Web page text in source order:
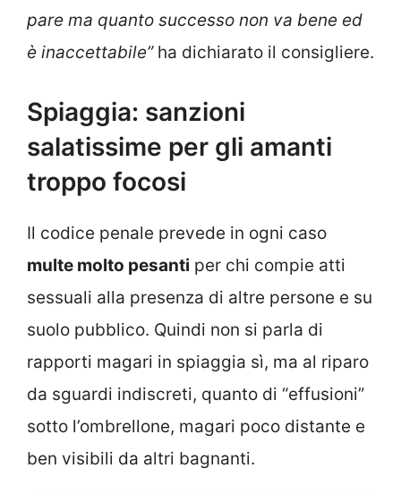
pare ma quanto successo non va bene ed
è inaccettabile”ha dichiarato il consigliere.
Spiaggia: sanzioni
salatissime per gli amanti
troppo focosi
Il codice penale prevede in ogni caso
multe molto pesanti per chi compie atti
sessuali alla presenza di altre persone e su
suolo pubblico. Quindi non si parla di
rapporti magari in spiaggia sì, ma al riparo
da sguardi indiscreti, quanto di “effusioni”
sotto l’ombrellone, magari poco distante e
ben visibili da altri bagnanti.